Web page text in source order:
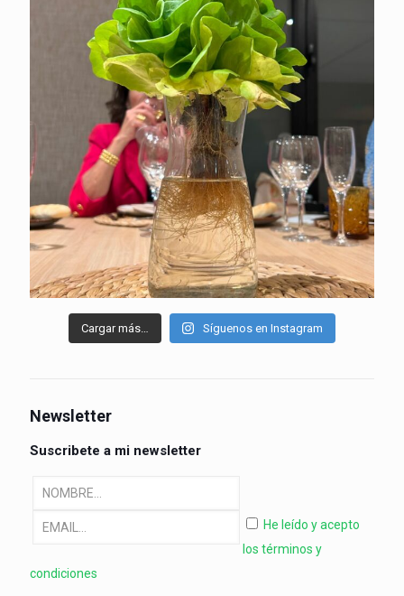
Cargar más… Síguenos en Instagram
Newsletter
Suscribete a mi newsletter
He leído y acepto
los términos y
condiciones